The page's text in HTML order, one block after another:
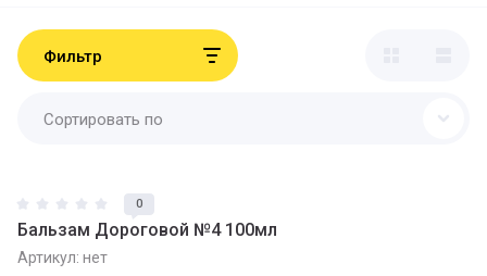
Фильтр
Сортировать по
0
Бальзам Дороговой №4 100мл
Артикул: нет